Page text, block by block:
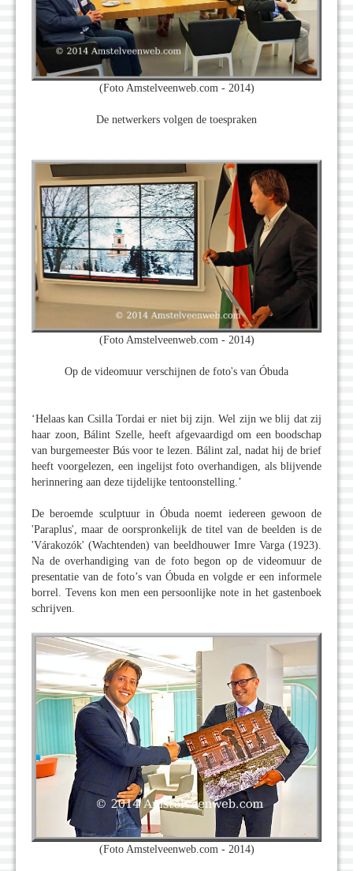
(Foto Amstelveenweb.com - 2014)
De netwerkers volgen de toespraken
(Foto Amstelveenweb.com - 2014)
Op de videomuur verschijnen de foto's van Óbuda
‘Helaas kan Csilla Tordai er niet bij zijn. Wel zijn we blij dat zij
haar zoon, Bálint Szelle, heeft afgevaardigd om een boodschap
van burgemeester Bús voor te lezen. Bálint zal, nadat hij de brief
heeft voorgelezen, een ingelijst foto overhandigen, als blijvende
herinnering aan deze tijdelijke tentoonstelling.’
De beroemde sculptuur in Óbuda noemt iedereen gewoon de
'Paraplus', maar de oorspronkelijk de titel van de beelden is de
'Várakozók' (Wachtenden) van beeldhouwer Imre Varga (1923).
Na de overhandiging van de foto begon op de videomuur de
presentatie van de foto’s van Óbuda en volgde er een informele
borrel. Tevens kon men een persoonlijke note in het gastenboek
schrijven.
(Foto Amstelveenweb.com - 2014)